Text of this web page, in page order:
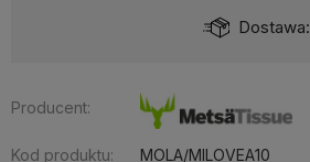
od 10,99 zł -
Producent:
Kod produktu:
MOLA/MILOVEA10